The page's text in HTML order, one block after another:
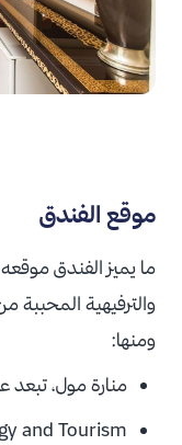
موقع الفندق
ما يميز الفندق
والترفيهية
ومنها:
منارة مول، تبعد
and Tourism